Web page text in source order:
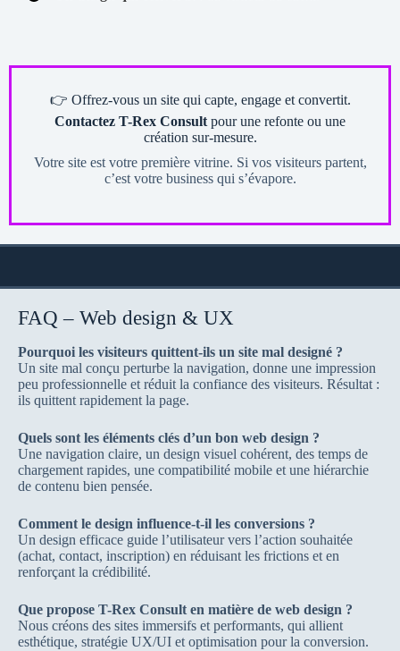
👉 Offrez-vous un site qui capte, engage et convertit.
Contactez T-Rex Consult pour une refonte ou une
création sur-mesure.
Votre site est votre première vitrine. Si vos visiteurs partent,
c’est votre business qui s’évapore.
FAQ – Web design & UX
Pourquoi les visiteurs quittent-ils un site mal designé ?
Un site mal conçu perturbe la navigation, donne une impression
peu professionnelle et réduit la confiance des visiteurs. Résultat :
ils quittent rapidement la page.
Quels sont les éléments clés d’un bon web design ?
Une navigation claire, un design visuel cohérent, des temps de
chargement rapides, une compatibilité mobile et une hiérarchie
de contenu bien pensée.
Comment le design influence-t-il les conversions ?
Un design efficace guide l’utilisateur vers l’action souhaitée
(achat, contact, inscription) en réduisant les frictions et en
renforçant la crédibilité.
Que propose T-Rex Consult en matière de web design ?
Nous créons des sites immersifs et performants, qui allient
esthétique, stratégie UX/UI et optimisation pour la conversion.